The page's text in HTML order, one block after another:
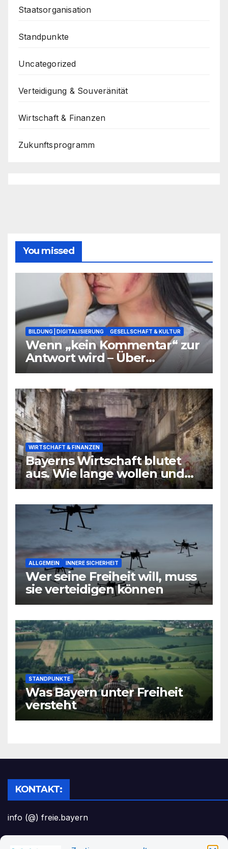
Staatsorganisation
Standpunkte
Uncategorized
Verteidigung & Souveränität
Wirtschaft & Finanzen
Zukunftsprogramm
You missed
BILDUNG | DIGITALISIERUNG GESELLSCHAFT & KULTUR
Wenn „kein Kommentar“ zur
Antwort wird – Über
Warnsignale aus Schulen, die
WIRTSCHAFT & FINANZEN
Bayerns Wirtschaft blutet
aus. Wie lange wollen und
können wir uns den
noch leisten?
ALLGEMEIN INNERE SICHERHEIT
Wer seine Freiheit will, muss
sie verteidigen können
STANDPUNKTE
Was Bayern unter Freiheit
versteht
KONTAKT:
info (@) freie.bayern